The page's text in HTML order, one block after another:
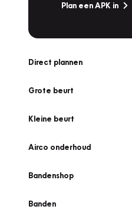
Plan een APK in
Direct plannen
Grote beurt
Kleine beurt
Airco onderhoud
Bandenshop
Banden